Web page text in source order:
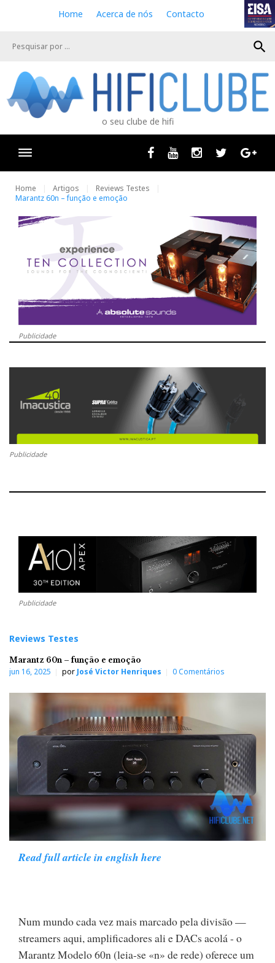
e
Home Acerca de nós Contacto
search
o seu clube de hifi
Facebook
Youtube InstagramTwitter
Home Artigos
Reviews Testes
Marantz 60n – função e emoção
Publicidade
Publicidade
Publicidade
Reviews Testes
Marantz 60n – função e emoção
jun 16, 2025 por José Victor Henriques 0 Comentários
Read full article in english here
Num mundo cada vez mais marcado pela divisão —
streamers aqui, amplificadores ali e DACs acolá - o
Marantz Modelo 60n (leia-se «n» de rede) oferece um